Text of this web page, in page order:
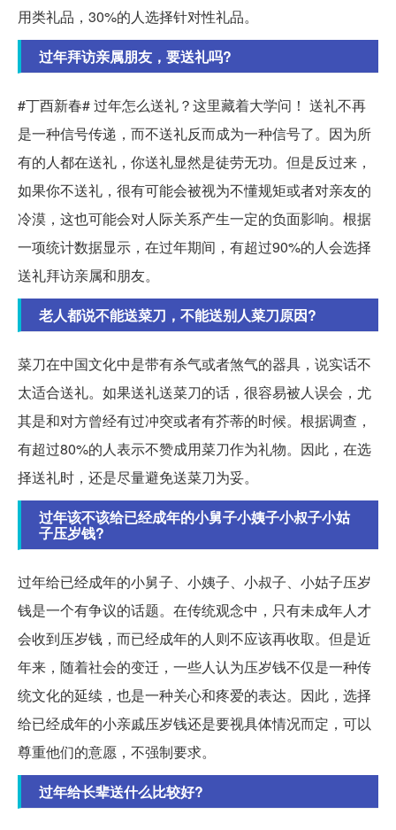
用类礼品，30%的人选择针对性礼品。
过年拜访亲属朋友，要送礼吗?
#丁酉新春# 过年怎么送礼？这里藏着大学问！ 送礼不再
是一种信号传递，而不送礼反而成为一种信号了。因为所
有的人都在送礼，你送礼显然是徒劳无功。但是反过来，
如果你不送礼，很有可能会被视为不懂规矩或者对亲友的
冷漠，这也可能会对人际关系产生一定的负面影响。根据
一项统计数据显示，在过年期间，有超过90%的人会选择
送礼拜访亲属和朋友。
老人都说不能送菜刀，不能送别人菜刀原因?
菜刀在中国文化中是带有杀气或者煞气的器具，说实话不
太适合送礼。如果送礼送菜刀的话，很容易被人误会，尤
其是和对方曾经有过冲突或者有芥蒂的时候。根据调查，
有超过80%的人表示不赞成用菜刀作为礼物。因此，在选
择送礼时，还是尽量避免送菜刀为妥。
过年该不该给已经成年的小舅子小姨子小叔子小姑
子压岁钱?
过年给已经成年的小舅子、小姨子、小叔子、小姑子压岁
钱是一个有争议的话题。在传统观念中，只有未成年人才
会收到压岁钱，而已经成年的人则不应该再收取。但是近
年来，随着社会的变迁，一些人认为压岁钱不仅是一种传
统文化的延续，也是一种关心和疼爱的表达。因此，选择
给已经成年的小亲戚压岁钱还是要视具体情况而定，可以
尊重他们的意愿，不强制要求。
过年给长辈送什么比较好?